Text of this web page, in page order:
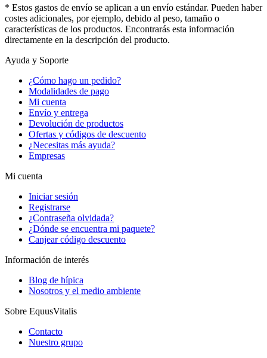
* Estos gastos de envío se aplican a un envío estándar. Pueden haber
costes adicionales, por ejemplo, debido al peso, tamaño o
características de los productos. Encontrarás esta información
directamente en la descripción del producto.
Ayuda y Soporte
¿Cómo hago un pedido?
Modalidades de pago
Mi cuenta
Envío y entrega
Devolución de productos
Ofertas y códigos de descuento
¿Necesitas más ayuda?
Empresas
Mi cuenta
Iniciar sesión
Registrarse
¿Contraseña olvidada?
¿Dónde se encuentra mi paquete?
Canjear código descuento
Información de interés
Blog de hípica
Nosotros y el medio ambiente
Sobre EquusVitalis
Contacto
Nuestro grupo